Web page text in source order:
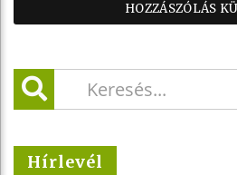
Hírlevél